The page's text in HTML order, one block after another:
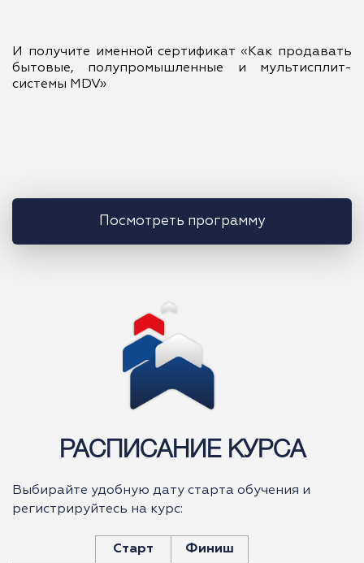
И получите именной сертификат «Как продавать
бытовые, полупромышленные и мультисплит-
системы MDV»
Посмотреть программу
РАСПИСАНИЕ КУРСА
Выбирайте удобную дату старта обучения и
регистрируйтесь на курс:
Старт Финиш